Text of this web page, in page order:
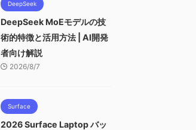
DeepSeek
DeepSeek MoEモデルの技
術的特徴と活用方法 | AI開発
者向け解説
2026/8/7
Surface
2026 Surface Laptop バッ